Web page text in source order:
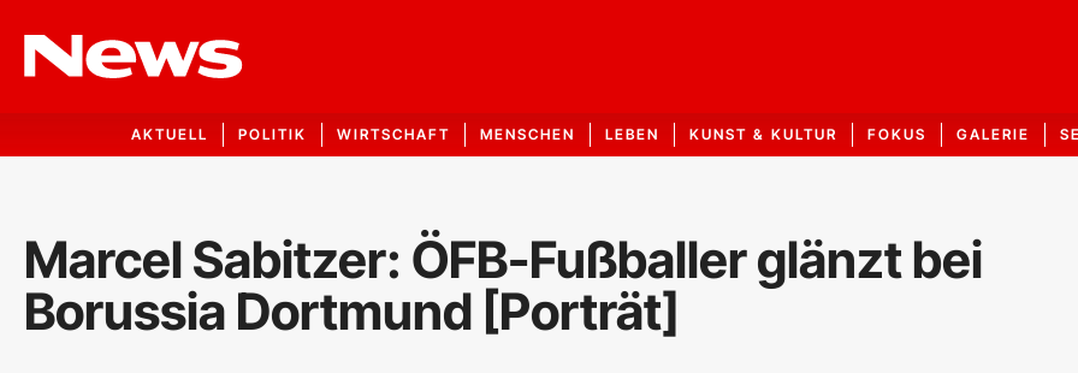
AKTUELL POLITIK WIRTSCHAFT MENSCHEN LEBEN KUNST & KULTUR FOKUS GALERIE
Marcel Sabitzer: ÖFB-Fußballer glänzt bei
Borussia Dortmund [Porträt]